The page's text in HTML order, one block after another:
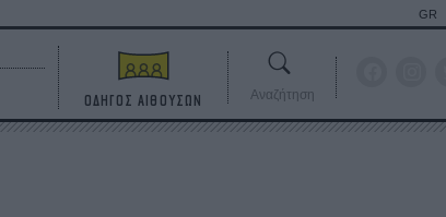
GR
ΟΔΗΓΟΣ ΑΙΘΟΥΣΩΝ Αναζήτηση